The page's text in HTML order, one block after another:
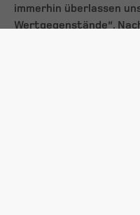
immerhin überlassen
Wertgegenstände“.